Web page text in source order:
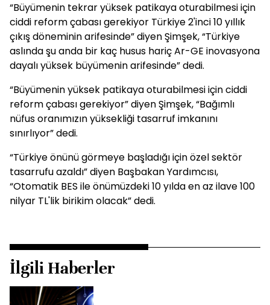
“Büyümenin tekrar yüksek patikaya oturabilmesi için
ciddi reform çabası gerekiyor Türkiye 2'inci 10 yıllık
çıkış döneminin arifesinde” diyen Şimşek, “Türkiye
aslında şu anda bir kaç husus hariç Ar-GE inovasyona
dayalı yüksek büyümenin arifesinde” dedi.
“Büyümenin yüksek patikaya oturabilmesi için ciddi
reform çabası gerekiyor” diyen Şimşek, “Bağımlı
nüfus oranımızın yüksekliği tasarruf imkanını
sınırlıyor” dedi.
“Türkiye önünü görmeye başladığı için özel sektör
tasarrufu azaldı” diyen Başbakan Yardımcısı,
“Otomatik BES ile önümüzdeki 10 yılda en az ilave 100
nilyar TL'lik birikim olacak” dedi.
İlgili Haberler